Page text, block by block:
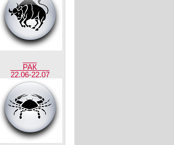
РАК
22.06-22.07